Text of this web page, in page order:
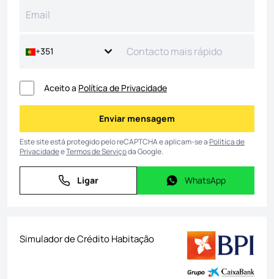
+351
Aceito a Política de Privacidade
Enviar mensagem
Enviar mensagem
Este site está protegido pelo reCAPTCHA e aplicam-se aPolítica de
PrivacidadeeTermos de Serviçoda Google.
Ligar
Ligar WhatsApp
WhatsApp
Simulador de Crédito Habitação